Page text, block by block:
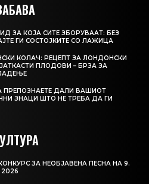
ЗА КОЈА СИТЕ ЗБОРУВААТ: БЕЗ
ГИ СОСТОЈКИТЕ СО ЛАЖИЦА
КОЛАЧ: РЕЦЕПТ ЗА ЛОНДОНСКИ
ПЛОДОВИ – БРЗА ЗА
ПРЕПОЗНАЕТЕ ДАЛИ ВАШИОТ
ЗНАЦИ ШТО НЕ ТРЕБА ДА ГИ
ЗА НЕОБЈАВЕНА ПЕСНА НА 9.